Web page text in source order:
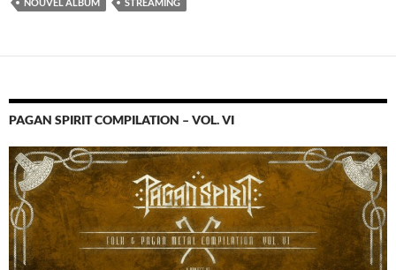
NOUVEL ALBUM
STREAMING
PAGAN SPIRIT COMPILATION – VOL. VI